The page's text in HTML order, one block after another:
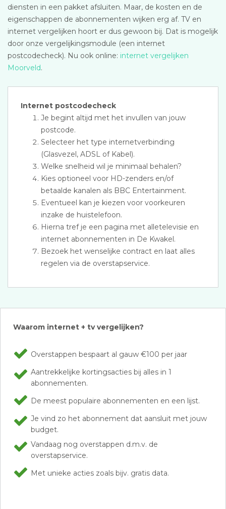
diensten in een pakket afsluiten. Maar, de kosten en de
eigenschappen de abonnementen wijken erg af. TV en
internet vergelijken hoort er dus gewoon bij. Dat is mogelijk
door onze vergelijkingsmodule (een internet
postcodecheck). Nu ook online: internet vergelijken
Moorveld.
Internet postcodecheck
Je begint altijd met het invullen van jouw
postcode.
Selecteer het type internetverbinding
(Glasvezel, ADSL of Kabel).
Welke snelheid wil je minimaal behalen?
Kies optioneel voor HD-zenders en/of
betaalde kanalen als BBC Entertainment.
Eventueel kan je kiezen voor voorkeuren
inzake de huistelefoon.
Hierna tref je een pagina met alletelevisie en
internet abonnementen in De Kwakel.
Bezoek het wenselijke contract en laat alles
regelen via de overstapservice.
Waarom internet + tv vergelijken?
Overstappen bespaart al gauw €100 per jaar
Aantrekkelijke kortingsacties bij alles in 1
abonnementen.
De meest populaire abonnementen en een lijst.
Je vind zo het abonnement dat aansluit met jouw
budget.
Vandaag nog overstappen d.m.v. de
overstapservice.
Met unieke acties zoals bijv. gratis data.